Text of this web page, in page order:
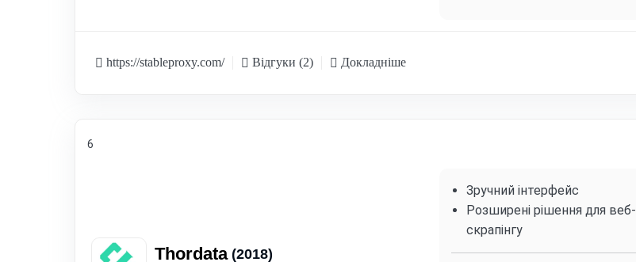
https://stableproxy.com/ Відгуки (2) Докладніше
6
Thordata (2018)
Зручний інтерфейс
Розширені рішення для веб-
скрапінгу